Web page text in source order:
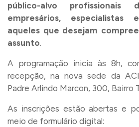
público-alvo profissionais
empresários,
aqueles que desejam
assunto.
A programação inicia às 8h,
recepção, na nova sede da
Padre Arlindo Marcon, 300, Bairro
As inscrições estão abertas e
meio de formulário digital: